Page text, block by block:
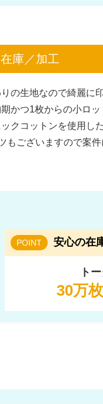
庫／加工
の生地なので綺麗に
かつ1枚からの小ロッ
クコットンを使用し
もございますので案
POINT 安心の在
ト
30万枚